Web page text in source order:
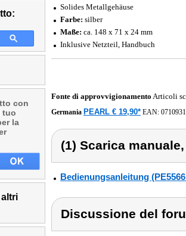
con
tuo
la
altri
Solides Metallgehäuse
Farbe: silber
Maße: ca. 148 x 71 x 24 mm
Inklusive Netzteil, Handbuch
Fonte di approvvigionamento Articoli
Germania PEARL € 19,90* EAN:
(1) Scarica
Bedienungsanleitung
Discussione del